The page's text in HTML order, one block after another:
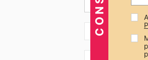
CO + 57